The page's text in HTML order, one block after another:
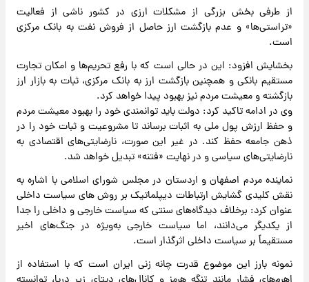
از طرفی بخش بزرگی از مشکلات ارزی در کشور ناشی از فعالیت
«تراستی‌ها» و عدم بازگشت ارز حاصل از فروش نفت به بانک مرکزی
است.
بخشایش افزود: این در حالی است که با رفع تحریم‌ها و امکان تجارت
مستقیم بانکی و همچنین بازگشت ارز به بانک مرکزی، ثبات به بازار ارز
بازگشته و معیشت مردم نیز بهبود پیدا خواهد کرد.
وی در ادامه تاکید کرد: دولت باید توانمندی خود را بهبود معیشت مردم
و حفظ ارزش پول ملی به اثبات برساند تا مشروعیت و ثبات خود را در
ذهن جامعه حفظ کند. در غیر این صورت، نارضایتی‌های اقتصادی به
نارضایتی‌های سیاسی و در نهایت «فتنه» تبدیل خواهد شد.
نماینده مردم اصفهان و اردستان در مجلس شورای اسلامی با اشاره به
نقش کلیدی گشایش ارتباطات دیپلماتیک بر روش های سیاست داخلی
عنوان کرد: برخلاف دیدگاه‌های سنتی که سیاست خارجی و داخلی را جدا
از یکدیگر می‌دانند، اما سیاست خارجی به‌ویژه در جنگ‌های اخیر
مستقیماً بر سیاست داخلی اثرگذار است.
نمونه بارز این موضوع قدرت چانه زنی ایران است که با استفاده از